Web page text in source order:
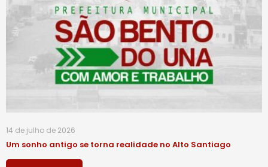
14 de julho de 2026
Um sonho antigo se torna realidade no Alto Santiago